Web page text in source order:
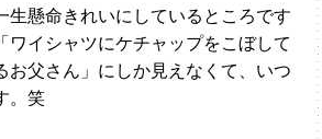
生懸命きれいにしているところです
ワイシャツにケチャップをこぼして
お父さん」にしか見えなくて、いつ
。笑